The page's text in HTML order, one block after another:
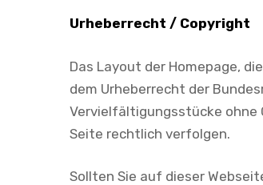
Urheberrecht / Copyright
Das Layout der Homepage,
dem Urheberrecht der
Vervielfältigungsstücke ohne
Seite rechtlich verfolgen.
Sollten Sie auf dieser